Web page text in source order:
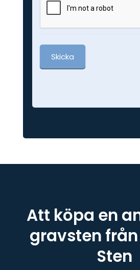
Skicka
Att köpa en
gravsten
Sten